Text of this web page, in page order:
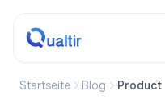
Startseite Blog Product